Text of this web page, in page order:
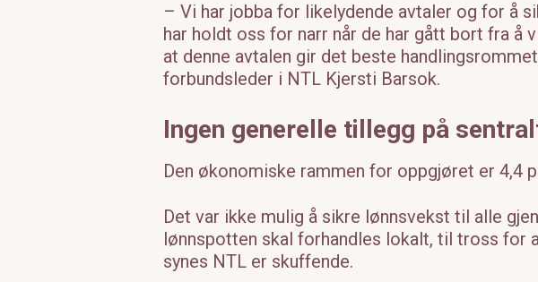
– Vi har jobba for likelydende avtaler og for å
har holdt oss for narr når de har gått bort fra å
at denne avtalen gir det beste
forbundsleder i NTL Kjersti Barsok.
Ingen generelle tillegg på
Den økonomiske rammen for oppgjøret er 4,4
Det var ikke mulig å sikre lønnsvekst til alle
lønnspotten skal forhandles lokalt, til tross for
synes NTL er skuffende.